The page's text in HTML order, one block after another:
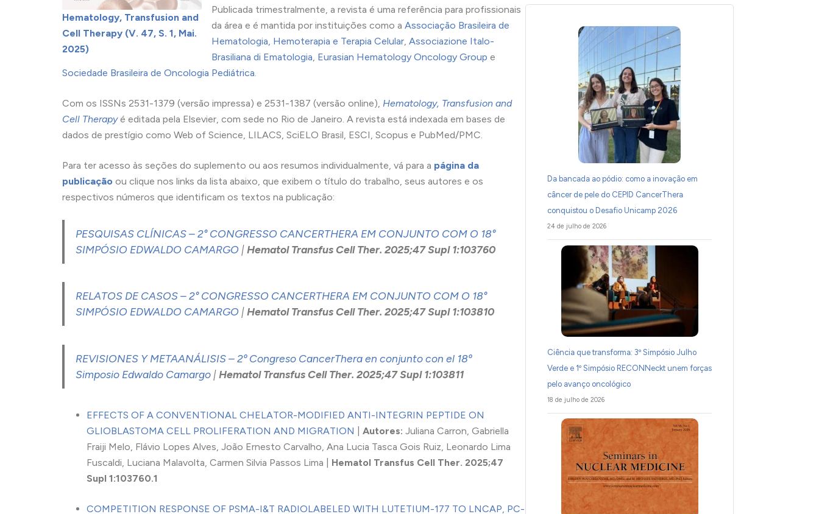
Hematology, Transfusion and
Cell Therapy (V. 47, S. 1, Mai.
2025)
Publicada trimestralmente, a revista é uma referência para profissionais
da área e é mantida por instituições como a Associação Brasileira de
Hematologia, Hemoterapia e Terapia Celular Associazione Italo-
Brasiliana di Ematologia Eurasian Hematology Oncology Group e
Sociedade Brasileira de Oncologia Pediátrica
Com os ISSNs 2531-1379 (versão impressa) e 2531-1387 (versão online), Hematology, Transfusion and
Cell Therapyé editada pela Elsevier, com sede no Rio de Janeiro. A revista está indexada em bases de
dados de prestígio como Web of Science, LILACS, SciELO Brasil, ESCI, Scopus e PubMed/PMC.
Para ter acesso às seções do suplemento ou aos resumos individualmente, vá para a página da
publicação ou clique nos links da lista abaixo, que exibem o título do trabalho, seus autores e os
respectivos números que identificam os textos na publicação:
PESQUISAS CLÍNICAS – 2° CONGRESSO CANCERTHERA EM CONJUNTO COM O 18°
SIMPÓSIO EDWALDO CAMARGO | Hematol Transfus Cell Ther. 2025;47 Supl 1:103760
RELATOS DE CASOS – 2° CONGRESSO CANCERTHERA EM CONJUNTO COM O 18°
SIMPÓSIO EDWALDO CAMARGO |Hematol Transfus Cell Ther. 2025;47 Supl 1:103810
REVISIONES Y METAANÁLISIS – 2º Congreso CancerThera en conjunto con el 18º
Simposio Edwaldo Camargo| Hematol Transfus Cell Ther. 2025;47 Supl 1:103811
EFFECTS OF A CONVENTIONAL CHELATOR-MODIFIED ANTI-INTEGRIN PEPTIDE ON
GLIOBLASTOMA CELL PROLIFERATION AND MIGRATION
Autores: Juliana Carron, Gabriella
Fraiji Melo, Flávio Lopes Alves, João Ernesto Carvalho, Ana Lucia Tasca Gois Ruiz, Leonardo Lima
Fuscaldi, Luciana Malavolta, Carmen Silvia Passos Lima | Hematol Transfus Cell Ther. 2025;47
Supl 1:103760.1
COMPETITION RESPONSE OF PSMA-I&T RADIOLABELED WITH LUTETIUM-177 TO LNCAP, PC-
Da bancada ao pódio: como a inovação em
câncer de pele do CEPID CancerThera
conquistou o Desafio Unicamp 2026
24 de julho de 2026
Ciência que transforma: 3º Simpósio Julho
Verde e 1º Simpósio RECONNeckt unem forças
pelo avanço oncológico
18 de julho de 2026